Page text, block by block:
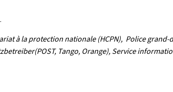
à la protection nationale (HCPN), Police grand-
Tango, Orange), Service